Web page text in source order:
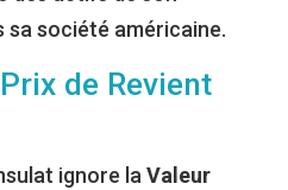
sa société américaine.
de Revient
ignore la Valeur